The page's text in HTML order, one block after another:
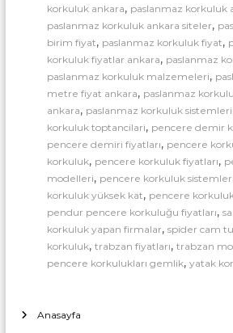
korkuluk ankara, paslanmaz korkuluk
paslanmaz korkuluk ankara siteler,
birim fiyat, paslanmaz korkuluk fiyat,
korkuluk fiyatlar ankara, paslanmaz
paslanmaz korkuluk malzemeleri,
metre fiyat ankara, paslanmaz
ankara, paslanmaz korkuluk sistemleri
korkuluk toptancilari, pencere demir
pencere demiri fiyatları, pencere
korkuluk, pencere korkuluk fiyatları,
modelleri, pencere korkuluk sistemleri
korkuluk yüksek kat, pencere
pendur pencere korkuluğu fiyatları,
korkuluk yapan firmalar, spider cam
korkuluk, trabzan fiyatları, trabzan
pencere korkulukları gemlik, yatak
Anasayfa